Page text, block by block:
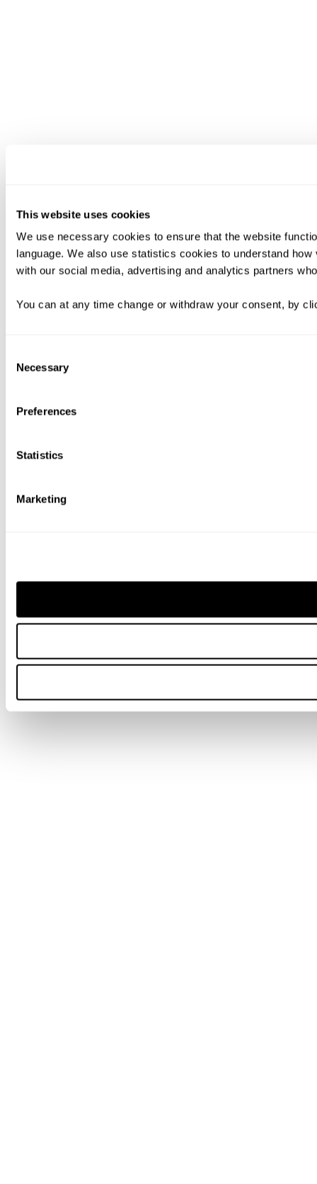
This website uses cookies
We use necessary cookies to ensure that the website
language. We also use statistics cookies to understand
with our social media, advertising and analytics partners
You can at any time change or withdraw your consent, by
Selection
Necessary
Preferences
Statistics
Marketing